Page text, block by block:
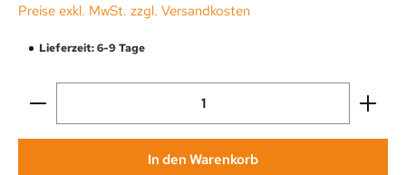
Preise exkl. MwSt. zzgl. Versandkosten
Lieferzeit: 6-9 Tage
Produkt Anzahl: Gib den gewünschten Wert ein
In den Warenkorb